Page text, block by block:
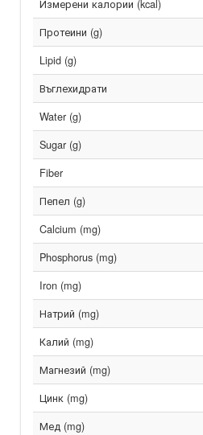
Измерени калории (kcal)
Протеини (g)
Lipid (g)
Въглехидрати
Water (g)
Sugar (g)
Fiber
Пепел (g)
Calcium (mg)
Phosphorus (mg)
Iron (mg)
Натрий (mg)
Калий (mg)
Магнезий (mg)
Цинк (mg)
Мед (mg)